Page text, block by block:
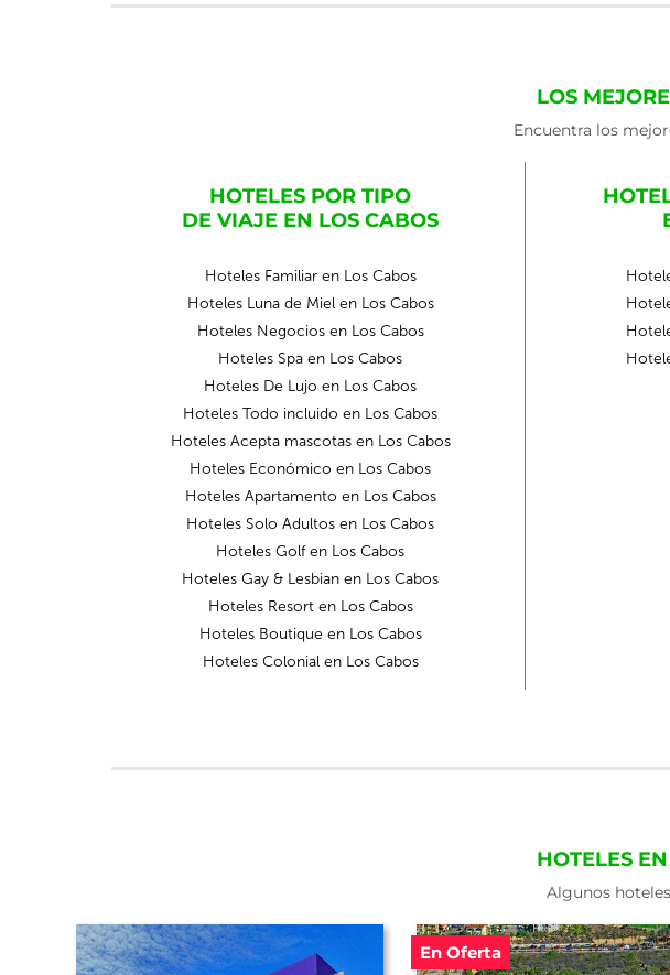
LOS
Encuentra los
HOTELES POR TIPO
DE VIAJE EN LOS CABOS
Hoteles Familiar en Los Cabos
Hoteles Luna de Miel en Los Cabos
Hoteles Negocios en Los Cabos
Hoteles Spa en Los Cabos
Hoteles De Lujo en Los Cabos
Hoteles Todo incluido en Los Cabos
Hoteles Acepta mascotas en Los Cabos
Hoteles Económico en Los Cabos
Hoteles Apartamento en Los Cabos
Hoteles Solo Adultos en Los Cabos
Hoteles Golf en Los Cabos
Hoteles Gay & Lesbian en Los Cabos
Hoteles Resort en Los Cabos
Hoteles Boutique en Los Cabos
Hoteles Colonial en Los Cabos
HOTELES
Algunos
En Oferta